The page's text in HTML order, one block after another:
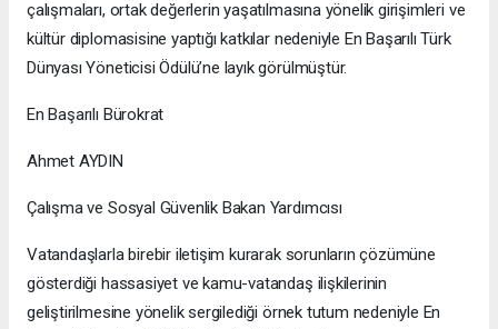
çalışmaları, ortak değerlerin yaşatılmasına yönelik girişimleri ve
kültür diplomasisine yaptığı katkılar nedeniyle En Başarılı Türk
Dünyası Yöneticisi Ödülü’ne layık görülmüştür.
En Başarılı Bürokrat
Ahmet AYDIN
Çalışma ve Sosyal Güvenlik Bakan Yardımcısı
Vatandaşlarla birebir iletişim kurarak sorunların çözümüne
gösterdiği hassasiyet ve kamu-vatandaş ilişkilerinin
geliştirilmesine yönelik sergilediği örnek tutum nedeniyle En